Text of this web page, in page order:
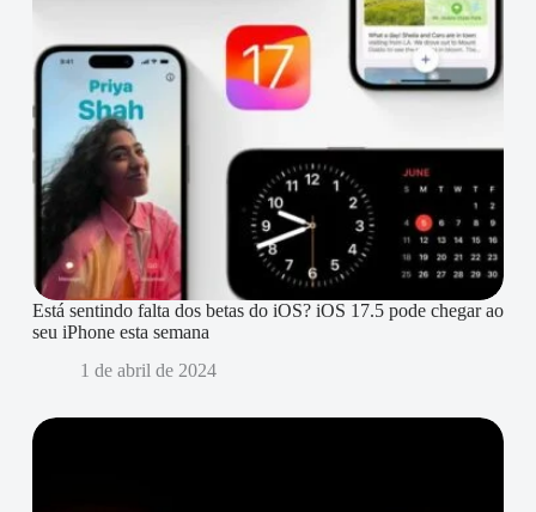
Está sentindo falta dos betas do iOS? iOS 17.5 pode chegar ao
seu iPhone esta semana
1 de abril de 2024